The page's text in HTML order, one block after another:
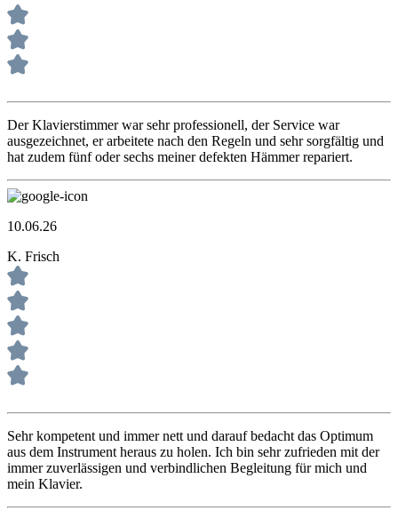
Der Klavierstimmer war sehr professionell, der Service war
ausgezeichnet, er arbeitete nach den Regeln und sehr sorgfältig und
hat zudem fünf oder sechs meiner defekten Hämmer repariert.
10.06.26
K. Frisch
Sehr kompetent und immer nett und darauf bedacht das Optimum
aus dem Instrument heraus zu holen. Ich bin sehr zufrieden mit der
immer zuverlässigen und verbindlichen Begleitung für mich und
mein Klavier.